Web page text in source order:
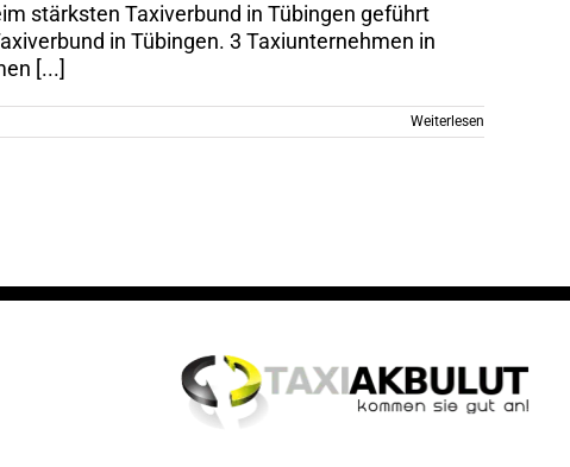
stärksten Taxiverbund in Tübingen geführt
in Tübingen. 3 Taxiunternehmen in
[...]
Weiterlesen